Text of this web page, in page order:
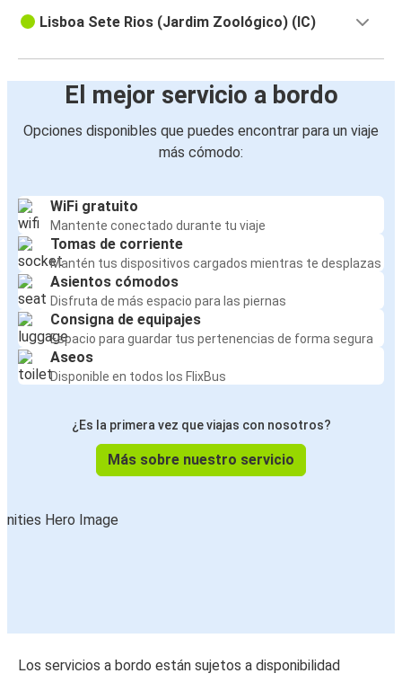
Lisboa Sete Rios (Jardim Zoológico) (IC)
El mejor servicio a bordo
Opciones disponibles que puedes encontrar para un viaje
más cómodo:
WiFi gratuito
Mantente conectado durante tu viaje
Tomas de corriente
Mantén tus dispositivos cargados mientras te desplazas
Asientos cómodos
Disfruta de más espacio para las piernas
Consigna de equipajes
Espacio para guardar tus pertenencias de forma segura
Aseos
Disponible en todos los FlixBus
¿Es la primera vez que viajas con nosotros?
Más sobre nuestro servicio
Los servicios a bordo están sujetos a disponibilidad